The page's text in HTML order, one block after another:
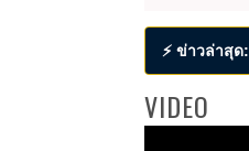
⚡ ข่าวล่าสุด:
VIDEO